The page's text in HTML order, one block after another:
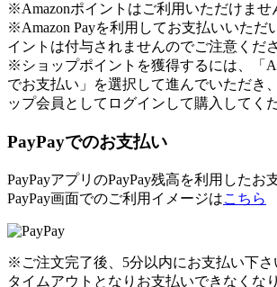
※Amazonポイントはご利用いただけませ
※Amazon Payを利用してお支払いいただ
イントは付与されませんのでご注意くださ
※ショップポイントを獲得するには、「
でお支払い」を選択して進んでいただき
ップ会員としてログインして購入してく
PayPayでのお支払い
PayPayアプリのPayPay残高を利用したお
PayPay画面でのご利用イメージはこちら
※ご注文完了後、5分以内にお支払い下さ
タイムアウトとなりお支払いできなくな